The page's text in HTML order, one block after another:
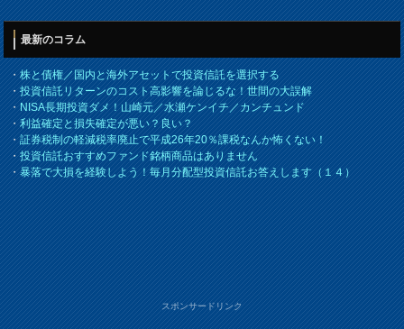
最新のコラム
・株と債権／国内と海外アセットで投資信託を選択する
・投資信託リターンのコスト高影響を論じるな！世間の大誤解
・NISA長期投資ダメ！山崎元／水瀬ケンイチ／カンチュンド
・利益確定と損失確定が悪い？良い？
・証券税制の軽減税率廃止で平成26年20％課税なんか怖くない！
・投資信託おすすめファンド銘柄商品はありません
・暴落で大損を経験しよう！毎月分配型投資信託お答えします（１４）
スポンサードリンク